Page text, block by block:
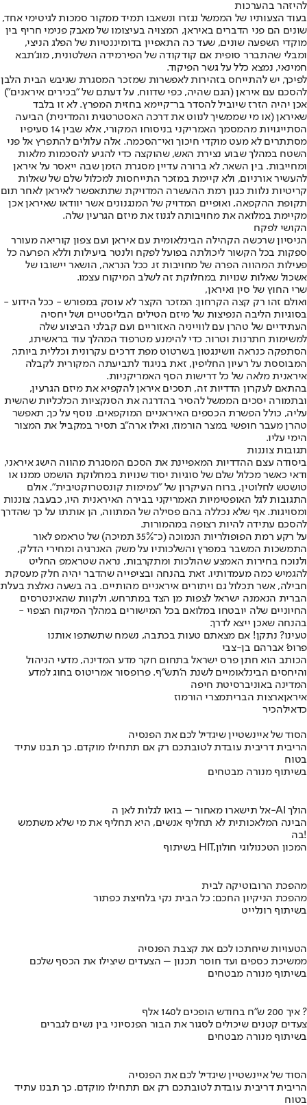
להיזהר בהערכות
בעוד הצעותיו של הממשל נגזרו ונשאבו תמיד ממקור סמכות לגיטימי אחד,
שונים הם פני הדברים באיראן, המצויה בעיצומו של מאבק פנימי חריף בין
מוקדי השפעה שונים, שעד כה התאפיין בדומיננטיות של הפלג הניצי,
ומבלי שהתברר סופית אם קודקודה של הפירמידה השלטונית, מוג'תבא
חמינאי, נמצא כלל על גשר הפיקוד.
לפיכך, יש להתייחס בזהירות לאפשרות שמזכר המסגרת שגיבש הבית הלבן
להסכם עם איראן (הגם שהיה, כפי שדווח, על דעתם של "בכירים איראנים")
אכן יהיה הזרז שיוביל להסדר בר־קיימא בחזית המפרץ. לא זו בלבד
שאיראן (או מי שממשיך לנווט את דרכה האסטרטגית והמדינית) הביעה
הסתייגויות מהמסמך האמריקני בניסוחו המקורי, אלא שבין 14 סעיפיו
מסתתרים לא מעט מוקדי חיכוך ואי־הסכמה. אלה עלולים להתפרץ אל פני
השטח במהלך שבוע נצירת האש, שהוקצה כדי להגיע להסכמות מלאות
ומחייבות. בין השאר, לא ברורה עדיין מסגרת הזמן שבה ייאסר על איראן
להעשיר אורניום, ולא קיימת במזכר התייחסות למכלול שלם של שאלות
קריטיות נלוות כגון רמת ההעשרה המדויקת שתתאפשר לאיראן לאחר תום
תקופת ההקפאה, ואופיים המדויק של המנגנונים אשר יוודאו שאיראן אכן
מקיימת במלואה את מחויבותה לגנוז את מיזם הגרעין שלה.
הקושי לפקח
הניסיון שרכשה הקהילה הבינלאומית עם איראן ועם צפון קוריאה מעורר
ספקות בכל הקשור ליכולתה בפועל לפקח ולנטר ביעילות וללא הפרעה כל
פעילות המהווה הפרה של מחויבות זו. ככל הנראה, הושאר יישובו של
אשכול שאלות שנויות במחלוקת זה לשלב המיקוח עצמו.
שרי החוץ של סין ואיראן,
ואולם זהו רק קצה הקרחון: המזכר הקצר לא עוסק במפורש - ככל הידוע -
בסוגיות הליבה הנפיצות של מיזם הטילים הבליסטיים ושל יחסיה
העתידיים של טהרן עם לווייניה האזוריים ועם קבלני הביצוע שלה
למשימות חתרנות וטרור. כדי להימנע מטרפוד המהלך עוד בראשיתו,
הסתפקה כנראה וושינגטון בשרטוט מפת דרכים עקרונית וכללית ביותר,
המבוססת על רעיון החליפין, זאת בניגוד לתביעתה המקורית לקבלה
איראנית מלאה של כל דרישות הסף האמריקניות.
בהתאם לעקרון הדדיות זה, תסכים איראן להקפיא את מיזם הגרעין,
ובתמורה יסכים הממשל להסיר בהדרגה את הסנקציות הכלכליות שהשית
עליה, כולל הפשרת הכספים האיראניים המוקפאים. נוסף על כך, תאפשר
טהרן מעבר חופשי במצר הורמוז, ואילו ארה"ב תסיר במקביל את המצור
הימי עליו.
תגובות צוננות
ביסודה עצם ההדדיות המאפיינת את הסכם המסגרת מהווה הישג איראני,
ודאי כאשר מכלול שלם של סוגיות יסוד שנויות במחלוקת הושמט ממנו או
טושטש לחלוטין, ברוח העיקרון של "עמימות קונסטרוקטיבית". אולם
התגובות לגל האופטימיות האמריקני בבירה האיראנית היו, כבעבר, צוננות
ומסויגות. אף שלא נכללה בהם פסילה של המתווה, הן אותתו על כך שהדרך
להסכם עתידה להיות רצופה במהמורות.
על רקע רמת הפופולריות הנמוכה (כ־35% תמיכה) של טראמפ לאור
התמשכות המשבר במפרץ והשלכותיו על משק האנרגיה ומחירי הדלק,
ולנוכח בחירות האמצע שהולכות ומתקרבות, נראה שטראמפ החליט
להגמיש כמה מעמדותיו. זאת בהנחה ובציפייה שהדבר יהיה חלק מעסקת
חבילה, אשר תכלול גם ויתורים איראניים מהותיים. בה בשעה נאלצת בעלת
הברית הנאמנה ישראל לצפות מן הצד במתרחש, ולקוות שהאינטרסים
החיוניים שלה יובטחו במלואם בכל המישורים במהלך המיקוח הצפוי -
בהנחה שאכן ייצא לדרך.
טעינו? נתקן! אם מצאתם טעות בכתבה, נשמח שתשתפו אותנו
פרופ' אברהם בן-צבי
הכותב הוא חתן פרס ישראל בתחום חקר מדע המדינה, מדעי הניהול
והיחסים הבינלאומיים לשנת ה'תש"ף. פרופסור אמריטוס בחוג למדע
המדינה באוניברסיטת חיפה
איראןארצות הבריתמצרי הורמוז
כדאילהכיר
הסוד של איינשטיין שיגדיל לכם את הפנסיה
הריבית דריבית עובדת לטובתכם רק אם תתחילו מוקדם. כך תבנו עתיד
בטוח
בשיתוף מנורה מבטחים
אל תישארו מאחור – בואו לגלות לאן ה-AI הולך
הבינה המלאכותית לא תחליף אנשים, היא תחליף את מי שלא משתמש
בה!
בשיתוף HIT,המכון הטכנולוגי חולון
מהפכת הרובוטיקה לבית
מהפכת הניקיון החכם: כל הבית נקי בלחיצת כפתור
בשיתוף רונלייט
הטעויות שיחתכו לכם את קצבת הפנסיה
ממשיכת כספים ועד חוסר תכנון – הצעדים שיצילו את הכסף שלכם
בשיתוף מנורה מבטחים
איך 200 ש"ח בחודש הופכים ל140 אלף ?
צעדים קטנים שיכולים לסגור את הבור הפנסיוני בין נשים לגברים
בשיתוף מנורה מבטחים
הסוד של איינשטיין שיגדיל לכם את הפנסיה
הריבית דריבית עובדת לטובתכם רק אם תתחילו מוקדם. כך תבנו עתיד
בטוח